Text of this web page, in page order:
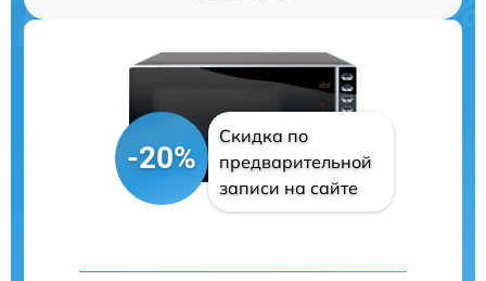
-20%
Скидка по
предварительной
записи на сайте